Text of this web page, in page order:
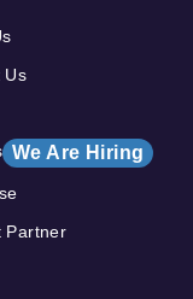
Us
We Are Hiring
Partner